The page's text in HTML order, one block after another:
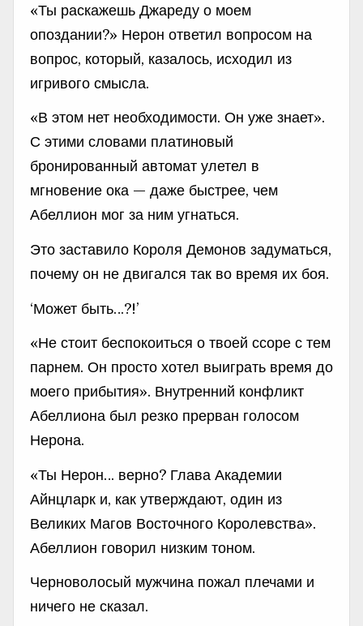
«Ты раскажешь Джареду о моем
опоздании?» Нерон ответил вопросом на
вопрос, который, казалось, исходил из
игривого смысла.
«В этом нет необходимости. Он уже знает».
С этими словами платиновый
бронированный автомат улетел в
мгновение ока — даже быстрее, чем
Абеллион мог за ним угнаться.
Это заставило Короля Демонов задуматься,
почему он не двигался так во время их боя.
‘Может быть…?!’
«Не стоит беспокоиться о твоей ссоре с тем
парнем. Он просто хотел выиграть время до
моего прибытия». Внутренний конфликт
Абеллиона был резко прерван голосом
Нерона.
«Ты Нерон… верно? Глава Академии
Айнцларк и, как утверждают, один из
Великих Магов Восточного Королевства».
Абеллион говорил низким тоном.
Черноволосый мужчина пожал плечами и
ничего не сказал.